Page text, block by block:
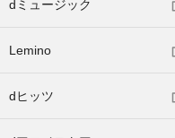
dミュージック
Lemino
dヒッツ